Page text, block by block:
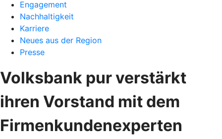
Engagement
Nachhaltigkeit
Karriere
Neues aus der Region
Presse
Volksbank pur verstärkt
ihren Vorstand mit dem
Firmenkundenexperten